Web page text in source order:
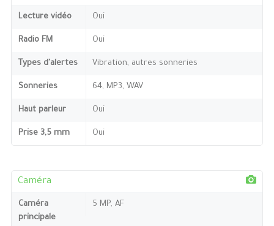
Lecture vidéo Oui
Radio FM Oui
Types d'alertes Vibration, autres sonneries
Sonneries 64, MP3, WAV
Haut parleur Oui
Prise 3,5 mm Oui
Caméra
Caméra
principale
5 MP, AF